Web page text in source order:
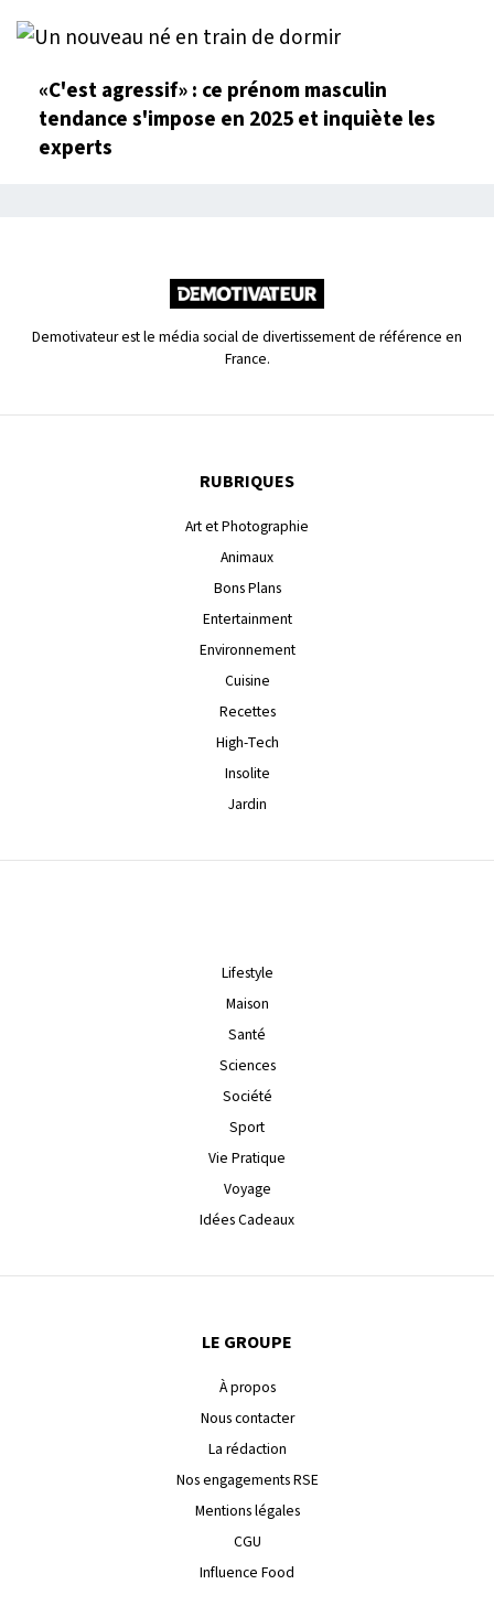
«C'est agressif» : ce prénom masculin
tendance s'impose en 2025 et inquiète les
experts
Demotivateur est le média social de divertissement de référence en
France.
RUBRIQUES
Art et Photographie
Animaux
Bons Plans
Entertainment
Environnement
Cuisine
Recettes
High-Tech
Insolite
Jardin
Lifestyle
Maison
Santé
Sciences
Société
Sport
Vie Pratique
Voyage
Idées Cadeaux
LE GROUPE
À propos
Nous contacter
La rédaction
Nos engagements RSE
Mentions légales
CGU
Influence Food